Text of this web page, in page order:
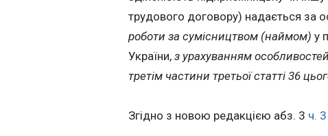
трудового договору) надається за
роботи за сумісництвом (наймом) у
України, з урахуванням
третім частини третьої статті 36
Згідно з новою редакцією абз. 3 ч.